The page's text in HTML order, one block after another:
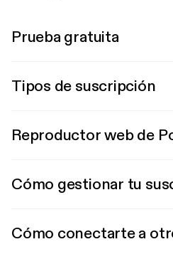
Prueba gratuita
Tipos de suscripción
Reproductor web de
Cómo gestionar tu
Cómo conectarte a